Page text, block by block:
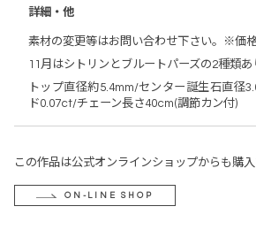
詳細・他
素材の変更等はお問い合わせ下さい。※価格
11月はシトリンとブルートパーズの2種類あ
トップ直径約5.4mm/センター誕生石直径
ド0.07ct/チェーン長さ40cm(調節カン付)
この作品は公式オンラインショップからも購
ON-LINE SHOP